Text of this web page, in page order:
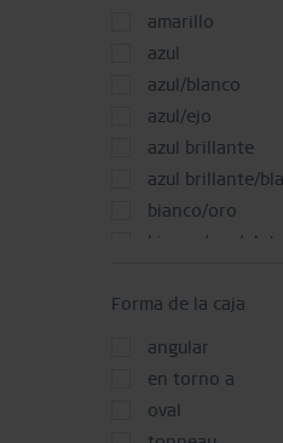
negro brillante
negro brillante
negro cepillado
oro brillante
oro cepillado
oro radiante
oro rosado
oro rosado
plata
plata brillante
plata cepillada
amarillo
azul
azul/blanco
azul/ejo
azul brillante
azul brillante/
bianco/oro
bianco/oro/
blanco/amarillo
blanco/negro
blanco/plata
gris oscuro
marrón
Forma de la caja
angular
en torno a
oval